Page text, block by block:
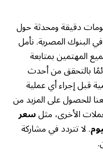
دقيقة ومحدثة حول
في البنوك المصرية. نأمل
المهتمين بمتابعة
بالتحقق من أحدث
قبل إجراء أي عملية
للحصول على المزيد من
الأخرى، مثلسعر
. لا تتردد في مشاركة